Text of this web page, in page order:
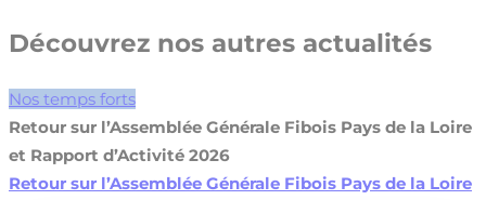
Découvrez nos autres actualités
Nos temps forts
Retour sur l’Assemblée Générale Fibois Pays de la Loire
et Rapport d’Activité 2026
Retour sur l’Assemblée Générale Fibois Pays de la Loire